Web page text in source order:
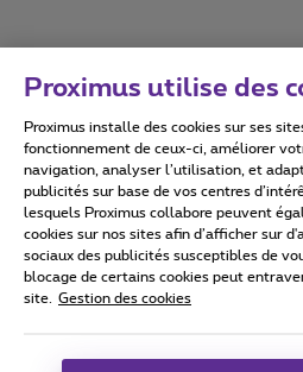
Conditions d'utilisation
Tous droits réservés. © 2026
Conditions générales, info
Proximus utilise des
Proximus installe des cookies sur ses
fonctionnement de ceux-ci, améliorer
navigation, analyser l’utilisation, et
publicités sur base de vos centres
lesquels Proximus collabore peuvent
cookies sur nos sites afin d’afficher sur
sociaux des publicités susceptibles de
blocage de certains cookies peut
site.
Gestion des cookies